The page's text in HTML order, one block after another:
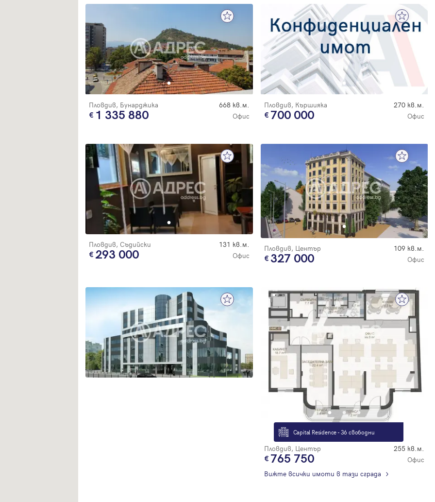
Пловдив, Бунарджика 668 кв.м.
1 335 880 Офис
Пловдив, Кършияка 270 кв.м.
700 000 Офис
Пловдив, Съдийски 131 кв.м.
293 000 Офис
Пловдив, Център 109 кв.м.
327 000 Офис
Capital Residence - 36 свободни
Пловдив, Център 255 кв.м.
765 750
Офис
Вижте всички имоти в тази сграда